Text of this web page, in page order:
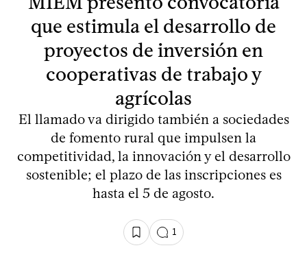
que estimula el desarrollo de
proyectos de inversión en
cooperativas de trabajo y
agrícolas
El llamado va dirigido también a sociedades
de fomento rural que impulsen la
competitividad, la innovación y el desarrollo
sostenible; el plazo de las inscripciones es
hasta el 5 de agosto.
1